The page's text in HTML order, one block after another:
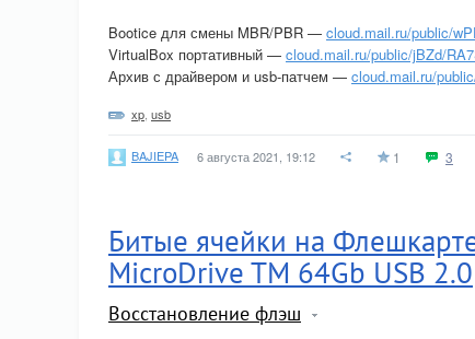
Bootice для смены MBR/PBR — cloud.mail.ru/public/
VirtualBox портативный — cloud.mail.ru/public/jBZd/
Архив с драйвером и usb-патчем — cloud.mail.ru/
xp usb
BAJIEPA 6 августа 2021, 19:12 1 3
Битые ячейки на
MicroDrive TM 64Gb USB 2.0
Восстановление флэш